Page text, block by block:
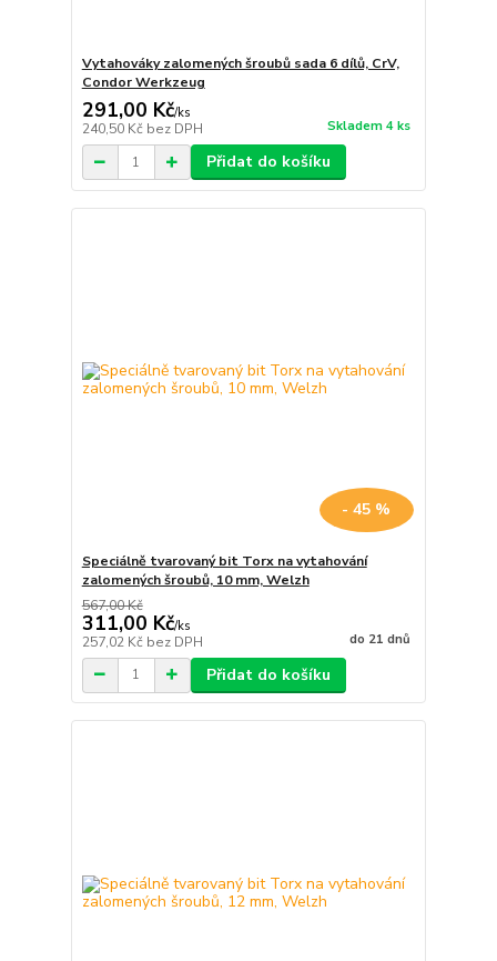
Vytahováky zalomených šroubů sada 6 dílů, CrV,
Condor Werkzeug
291,00 Kč/ks
240,50 Kč bez DPH Skladem 4 ks
Přidat do košíku
- 45 %
Speciálně tvarovaný bit Torx na vytahování
zalomených šroubů, 10 mm, Welzh
567,00 Kč
311,00 Kč/ks
257,02 Kč bez DPH do 21 dnů
Přidat do košíku